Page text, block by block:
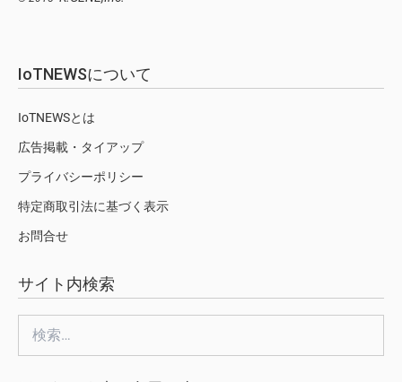
IoTNEWSについて
IoTNEWSとは
広告掲載・タイアップ
プライバシーポリシー
特定商取引法に基づく表示
お問合せ
サイト内検索
索: